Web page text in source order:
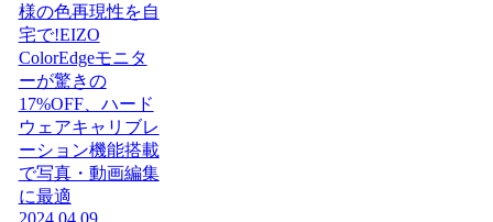
様の色再現性を自
宅で!EIZO
ColorEdgeモニタ
ーが驚きの
17%OFF、ハード
ウェアキャリブレ
ーション機能搭載
で写真・動画編集
に最適